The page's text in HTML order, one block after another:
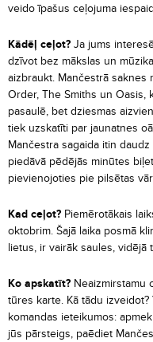
veido īpašus ceļojuma
Kādēļ ceļot? Ja jums
dzīvot bez mākslas un
aizbraukt. Mančestrā saknes
Order, The Smiths un Oasis,
pasaulē, bet dziesmas
tiek uzskatīti par jaunatnes
Mančestra sagaida itin
piedāvā pēdējās minūtes
pievienojoties pie pilsētas
Kad ceļot? Piemērotākais
oktobrim. Šajā laika posmā
lietus, ir vairāk saules, vidējā
Ko apskatīt? Neaizmirstamu
tūres karte. Kā tādu
komandas ieteikumos:
jūs pārsteigs, paēdiet